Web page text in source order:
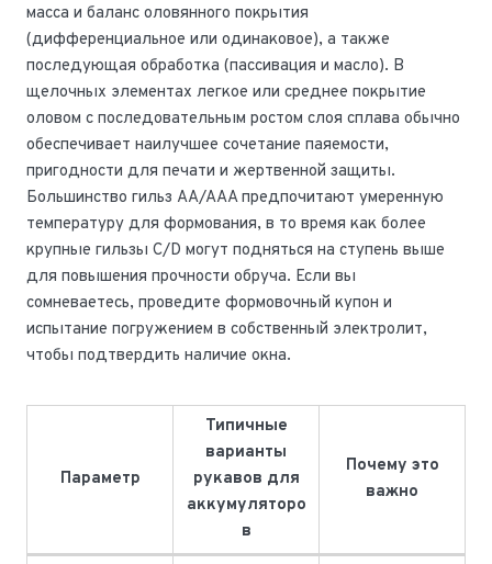
масса и баланс оловянного покрытия
(дифференциальное или одинаковое), а также
последующая обработка (пассивация и масло). В
щелочных элементах легкое или среднее покрытие
оловом с последовательным ростом слоя сплава обычно
обеспечивает наилучшее сочетание паяемости,
пригодности для печати и жертвенной защиты.
Большинство гильз AA/AAA предпочитают умеренную
температуру для формования, в то время как более
крупные гильзы C/D могут подняться на ступень выше
для повышения прочности обруча. Если вы
сомневаетесь, проведите формовочный купон и
испытание погружением в собственный электролит,
чтобы подтвердить наличие окна.
Параметр
Типичные
варианты
рукавов для
аккумуляторо
в
Почему это
важно